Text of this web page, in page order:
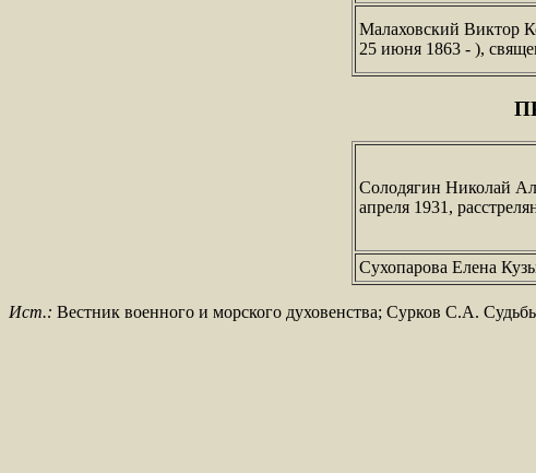
Малаховский Виктор
25 июня 1863 - ),
Солодягин Николай
апреля 1931,
Сухопарова Елена
Ист.: Вестник военного и морского духовенства; Сурков С.А.